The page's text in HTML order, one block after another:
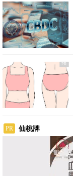
PR
PR 仙桃牌